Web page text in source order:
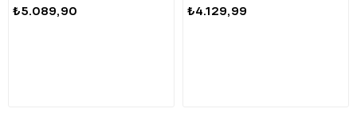
₺5.089,90 ₺4.129,99